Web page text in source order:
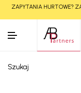
ZAPYTANIA HURTOWE?
produktów